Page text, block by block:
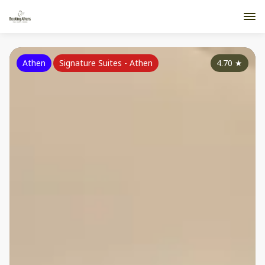
4.70 ★
Athen Signature Suites - Athen